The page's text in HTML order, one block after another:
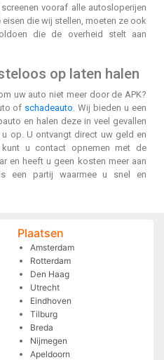
vooraf alle autosloperijen
die wij stellen, moeten ze ook
die de overheid stelt aan
op laten halen
uw auto niet meer door de APK?
of schadeauto. Wij bieden u een
en halen deze in veel gevallen
op. U ontvangt direct uw geld en
kunt u contact opnemen met de
en heeft u geen kosten meer aan
een partij waarmee u snel en
Plaatsen
Amsterdam
Rotterdam
Den Haag
Utrecht
Eindhoven
Tilburg
Breda
Nijmegen
Apeldoorn